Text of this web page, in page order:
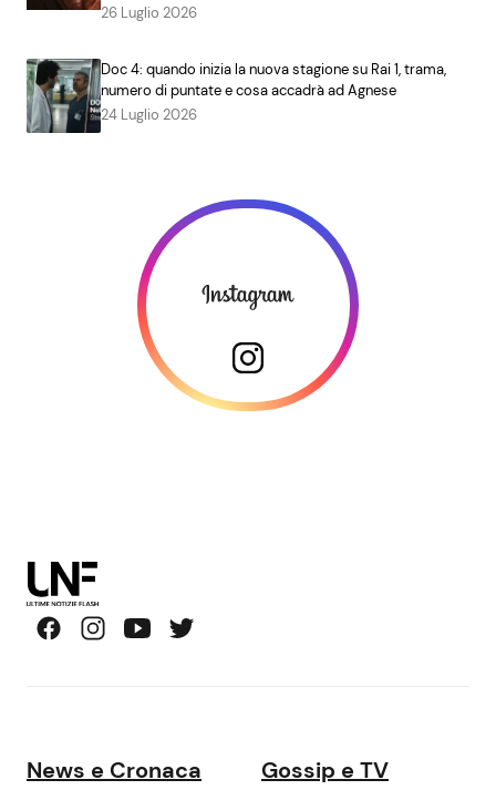
26 Luglio 2026
Doc 4: quando inizia la nuova stagione su Rai 1, trama,
numero di puntate e cosa accadrà ad Agnese
24 Luglio 2026
News e Cronaca Gossip e TV